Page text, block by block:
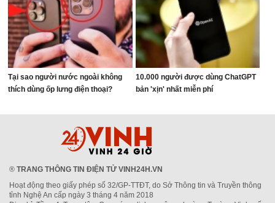
Tại sao người nước ngoài không
thích dùng ốp lưng điện thoại?
10.000 người được dùng ChatGPT
bản 'xịn' nhất miễn phí
® TRANG THÔNG TIN ĐIỆN TỬ VINH24H.VN
Hoạt động theo giấy phép số 32/GP-TTĐT, do Sở Thông tin và Truyền thông
tỉnh Nghệ An cấp ngày 3 tháng 4 năm 2018